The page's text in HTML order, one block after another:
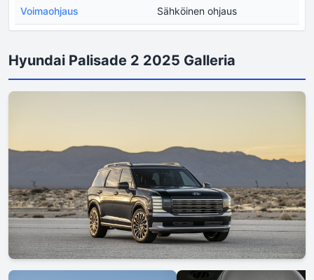
Voimaohjaus Sähköinen ohjaus
Hyundai Palisade 2 2025 Galleria